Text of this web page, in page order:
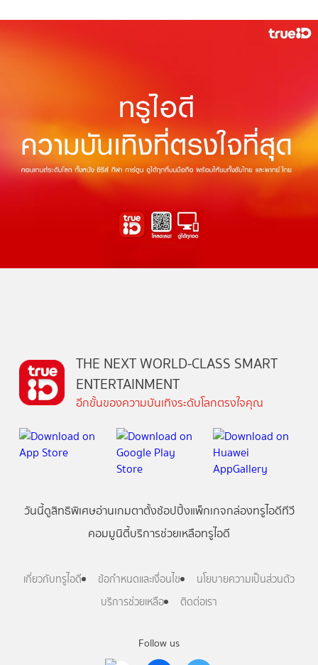
Follow us
THE NEXT WORLD-CLASS SMART
ENTERTAINMENT
อีกขั้นของความบันเทิงระดับโลกตรงใจคุณ
วันนี้ดูสิทธิพิเศษอ่านเกมตาตั้งช้อปปิ้งแพ็กเกจกล่องทรูไอดีทีวี
คอมมูนิตี้บริการช่วยเหลือทรูไอดี
เกี่ยวกับทรูไอดี ข้อกำหนดและเงื่อนไข
นโยบายความเป็นส่วนตัว
บริการช่วยเหลือ
ติดต่อเรา